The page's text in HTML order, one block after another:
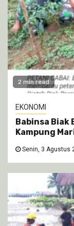
2 min read
EKONOMI
Babinsa Biak
Kampung
Senin, 3 Agustus